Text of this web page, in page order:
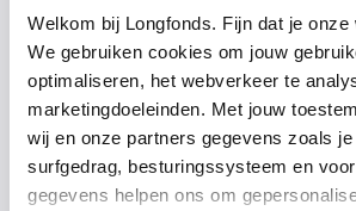
Welkom bij Longfonds. Fijn dat je onze
We gebruiken cookies om jouw
optimaliseren, het webverkeer te
marketingdoeleinden. Met jouw
wij en onze partners gegevens zoals
surfgedrag, besturingssysteem en
gegevens helpen ons om